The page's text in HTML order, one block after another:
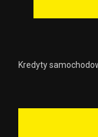
Kredyty